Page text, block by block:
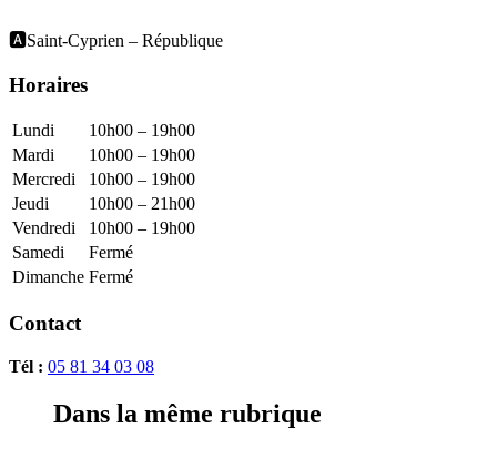
🅰️Saint-Cyprien – République
Horaires
Lundi
10h00 – 19h00
Mardi
10h00 – 19h00
Mercredi
10h00 – 19h00
Jeudi
10h00 – 21h00
Vendredi
10h00 – 19h00
Samedi
Fermé
Dimanche Fermé
Contact
Tél : 05 81 34 03 08
Dans la même rubrique